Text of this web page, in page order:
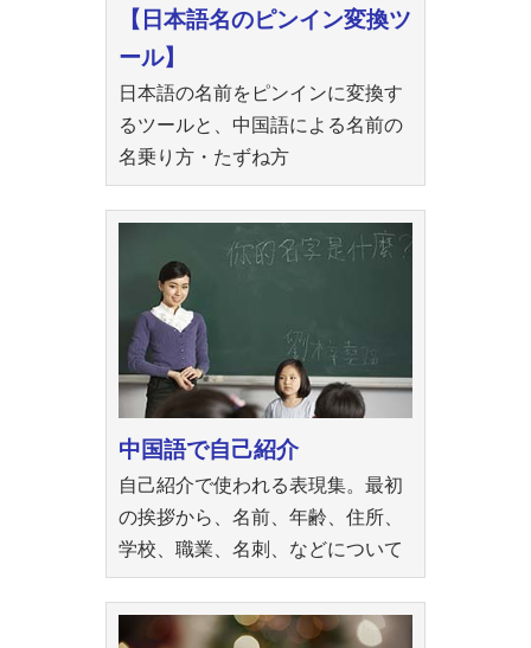
【日本語名のピンイン変換ツ
ール】
日本語の名前をピンインに変換す
るツールと、中国語による名前の
名乗り方・たずね方
中国語で自己紹介
自己紹介で使われる表現集。最初
の挨拶から、名前、年齢、住所、
学校、職業、名刺、などについて